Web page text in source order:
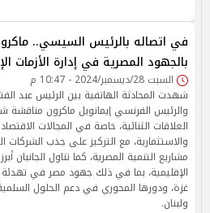
في اتصاله بالرئيس السيسي..
بالجهود المصرية في إدارة الأزمات
السبت 28/ديسمبر/2024 - 10:47 م
شهدت المحادثة الهاتفية بين الرئيس عبد
والرئيس الفرنسي إيمانويل ماكرون مناقشة
العلاقات الثنائية، خاصة في المجالات
والاستثمارية، مع التركيز على جذب الشركات
مشاريع التنمية المصرية، كما تناول الجانبان
الإقليمية، بما في ذلك جهود مصر في
غزة، ودورها المحوري في دعم الحلول
ولبنان.